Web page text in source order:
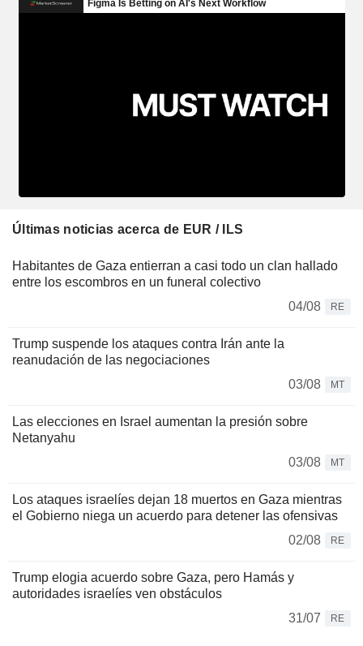
Últimas noticias acerca de EUR / ILS
Habitantes de Gaza entierran a casi todo un clan hallado
entre los escombros en un funeral colectivo
04/08
RE
Trump suspende los ataques contra Irán ante la
reanudación de las negociaciones
03/08
MT
Las elecciones en Israel aumentan la presión sobre
Netanyahu
03/08
MT
Los ataques israelíes dejan 18 muertos en Gaza mientras
el Gobierno niega un acuerdo para detener las ofensivas
02/08
RE
Trump elogia acuerdo sobre Gaza, pero Hamás y
autoridades israelíes ven obstáculos
31/07
RE